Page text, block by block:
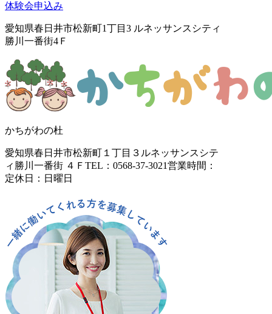
体験会申込み
愛知県春日井市松新町1丁目3 ルネッサンスシティ
勝川一番街4Ｆ
かちがわの杜
愛知県春日井市松新町１丁目３ ルネッサンスシテ
ィ勝川一番街 ４Ｆ TEL：0568-37-3021営業時間：
定休日：日曜日